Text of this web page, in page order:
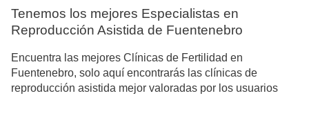
Tenemos los mejores Especialistas en
Reproducción Asistida de Fuentenebro
Encuentra las mejores Clínicas de Fertilidad en
Fuentenebro, solo aquí encontrarás las clínicas de
reproducción asistida mejor valoradas por los usuarios